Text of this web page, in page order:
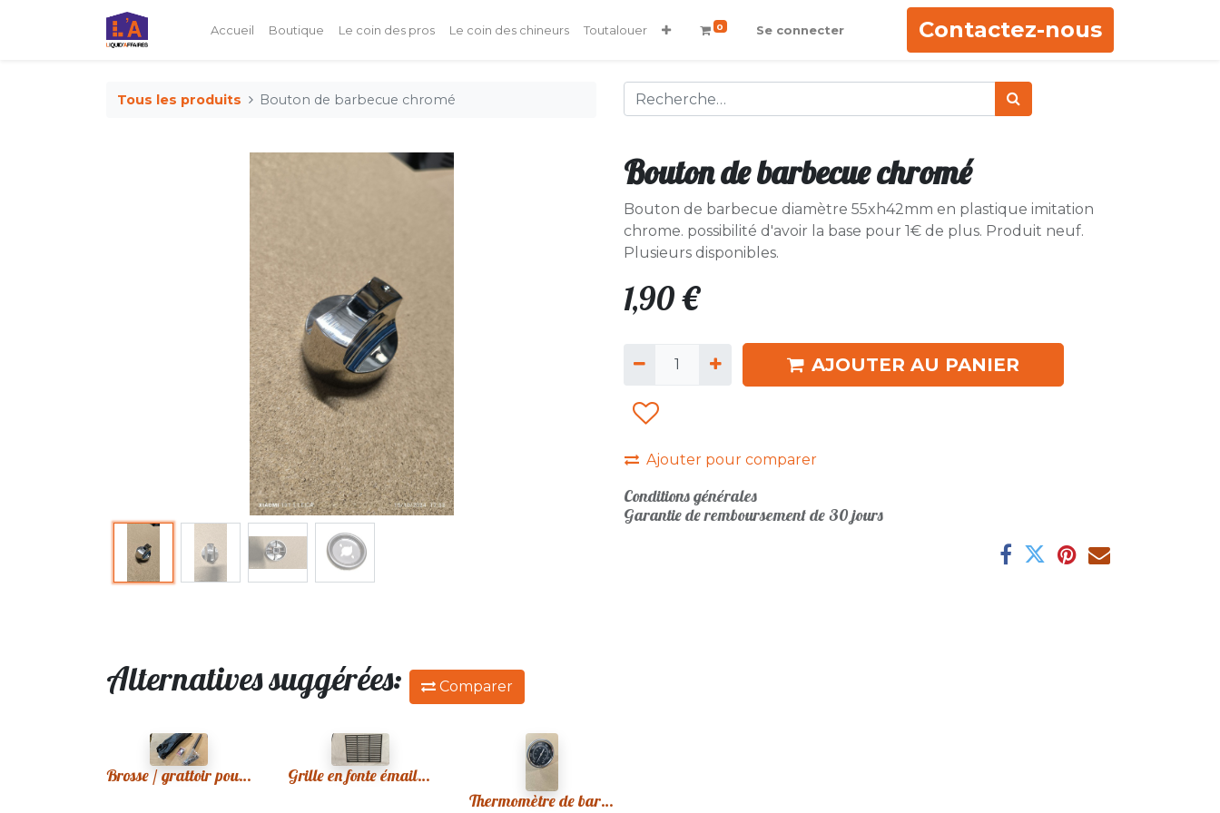
Accueil Boutique Le coin des pros Le coin des chineurs Toutalouer 0 Se connecter Contactez-nous
Tous les produits Bouton de barbecue chromé
Bouton de barbecue chromé
Bouton de barbecue diamètre 55xh42mm en plastique imitation
chrome. possibilité d'avoir la base pour 1€ de plus. Produit neuf.
Plusieurs disponibles.
1,90€
AJOUTER AU PANIER
Ajouter pour comparer
Conditions générales
Garantie de remboursement de 30 jours
Alternatives suggérées: Comparer
Brosse / grattoir pour BBQ
Grille en fonte émaillée BBQ
Thermomètre de barbecue